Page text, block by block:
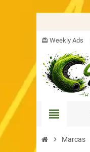
card_giftcard Weekly Ads
view_headline
chevron_right Marcas